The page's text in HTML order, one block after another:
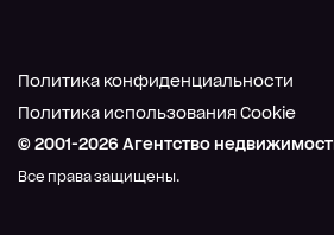
© 2001-2026 Агентство
Все права защищены.
Политика конфиденциальности
Политика использования Cookie